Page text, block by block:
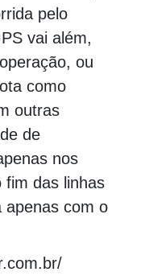
pelo
vai além,
ou
como
outras
de
nos
fim das linhas
apenas com o